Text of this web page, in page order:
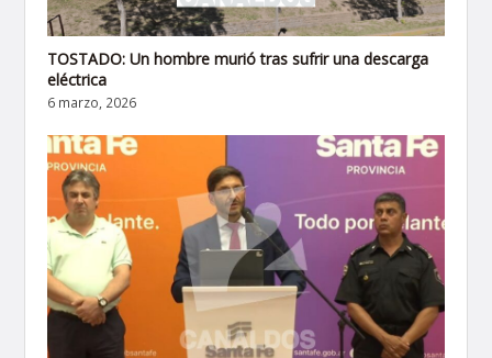
TOSTADO: Un hombre murió tras sufrir una descarga
eléctrica
6 marzo, 2026